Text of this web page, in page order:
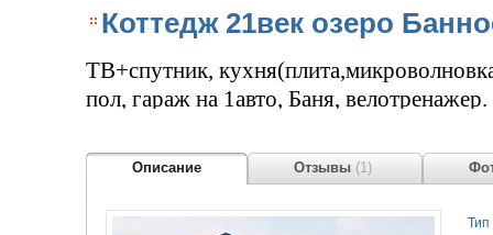
Коттедж 21век озеро
ТВ+спутник,
пол, гараж на 1авто, Баня, велотренажер.
Описание Отзывы (1)
Тип